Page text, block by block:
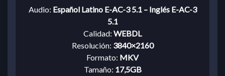
Audio: Español Latino E-AC-3 5.1 – Inglés E-AC-3
5.1
Calidad: WEBDL
Resolución: 3840×2160
Formato: MKV
Tamaño: 17,5GB